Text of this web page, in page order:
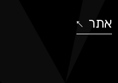
אתר ↓
↓